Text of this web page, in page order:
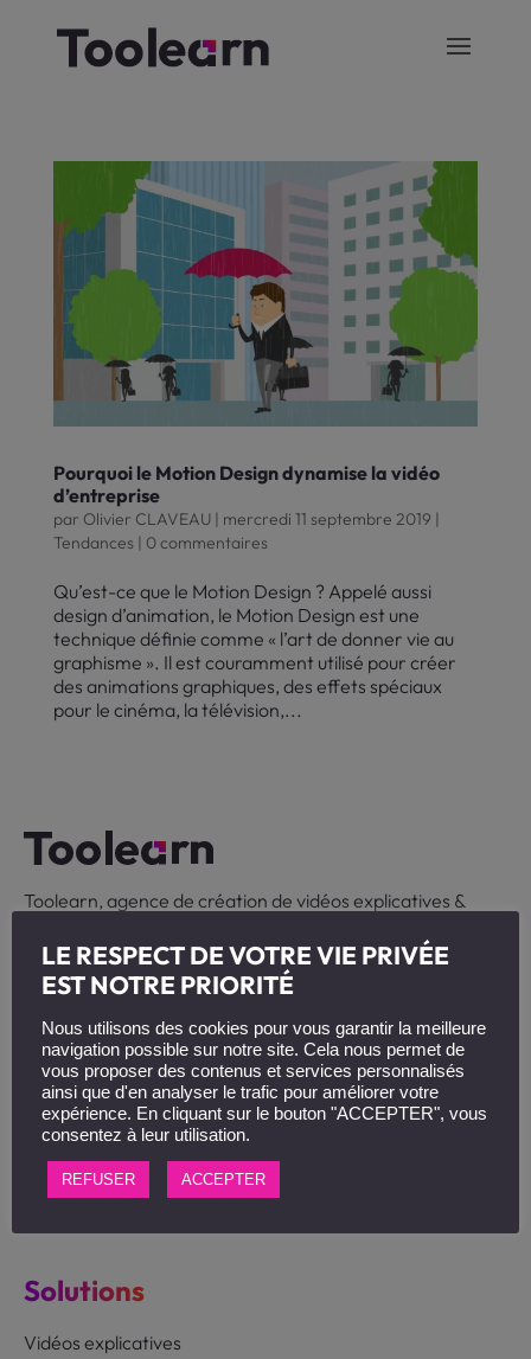
Pourquoi le Motion Design dynamise la vidéo
d’entreprise
par Olivier CLAVEAU| mercredi 11 septembre 2019 |
Tendances | 0 commentaires
Qu’est-ce que le Motion Design ? Appelé aussi
design d’animation, le Motion Design est une
technique définie comme « l’art de donner vie au
graphisme ». Il est couramment utilisé pour créer
des animations graphiques, des effets spéciaux
pour le cinéma, la télévision,...
Toolearn, agence de création de vidéos explicatives &
+ 33 (0)6 47 66 41 02
33 Quai Arloing
69009 Lyon
Suivez-nous :
Solutions
Vidéos explicatives
LE RESPECT DE VOTRE VIE PRIVÉE
EST NOTRE PRIORITÉ
Nous utilisons des cookies pour vous garantir la meilleure
navigation possible sur notre site. Cela nous permet de
vous proposer des contenus et services personnalisés
ainsi que d'en analyser le trafic pour améliorer votre
expérience. En cliquant sur le bouton "ACCEPTER", vous
consentez à leur utilisation.
REFUSER ACCEPTER